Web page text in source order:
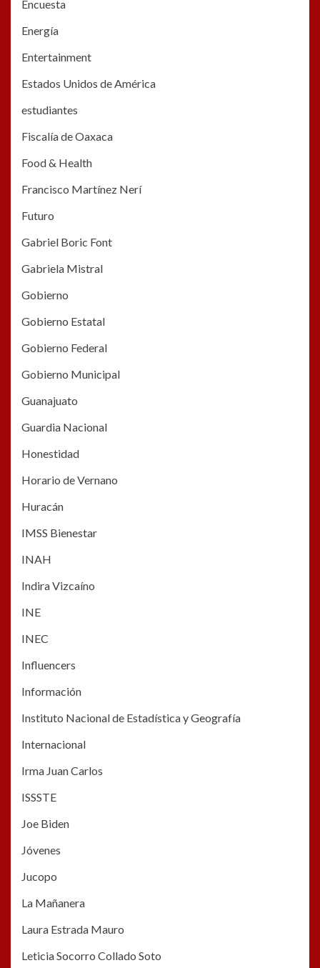
Encuesta
Energía
Entertainment
Estados Unidos de América
estudiantes
Fiscalía de Oaxaca
Food & Health
Francisco Martínez Nerí
Futuro
Gabriel Boric Font
Gabriela Mistral
Gobierno
Gobierno Estatal
Gobierno Federal
Gobierno Municipal
Guanajuato
Guardia Nacional
Honestidad
Horario de Vernano
Huracán
IMSS Bienestar
INAH
Indira Vizcaíno
INE
INEC
Influencers
Información
Instituto Nacional de Estadística y Geografía
Internacional
Irma Juan Carlos
ISSSTE
Joe Biden
Jóvenes
Jucopo
La Mañanera
Laura Estrada Mauro
Leticia Socorro Collado Soto